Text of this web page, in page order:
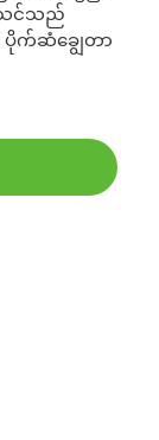
သင်သည်
ပိုက်ဆံချွေတာ